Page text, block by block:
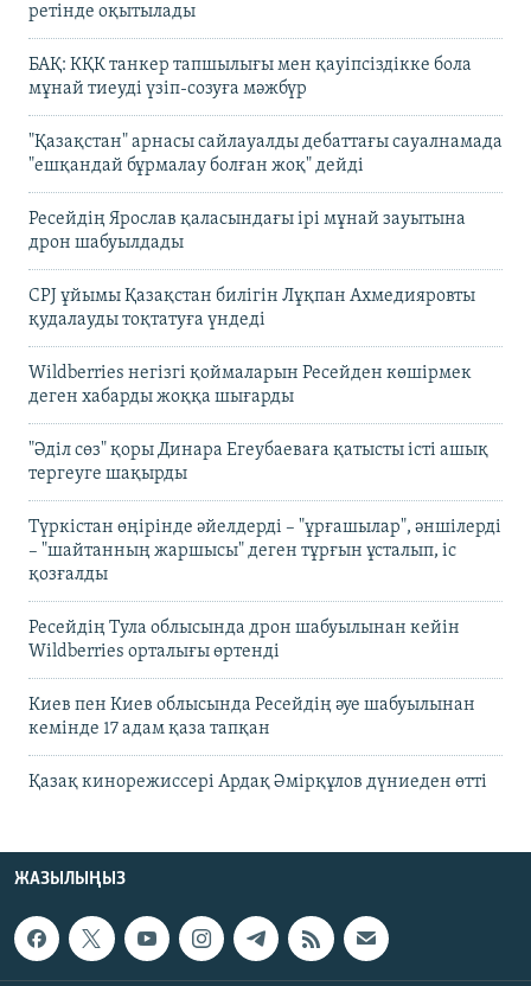
ретінде оқытылады
БАҚ: КҚК танкер тапшылығы мен қауіпсіздікке бола
мұнай тиеуді үзіп-созуға мәжбүр
"Қазақстан" арнасы сайлауалды дебаттағы сауалнамада
"ешқандай бұрмалау болған жоқ" дейді
Ресейдің Ярослав қаласындағы ірі мұнай зауытына
дрон шабуылдады
CPJ ұйымы Қазақстан билігін Лұқпан Ахмедияровты
қудалауды тоқтатуға үндеді
Wildberries негізгі қоймаларын Ресейден көшірмек
деген хабарды жоққа шығарды
"Әділ сөз" қоры Динара Егеубаеваға қатысты істі ашық
тергеуге шақырды
Түркістан өңірінде әйелдерді – "ұрғашылар", әншілерді
– "шайтанның жаршысы" деген тұрғын ұсталып, іс
қозғалды
Ресейдің Тула облысында дрон шабуылынан кейін
Wildberries орталығы өртенді
Киев пен Киев облысында Ресейдің әуе шабуылынан
кемінде 17 адам қаза тапқан
Қазақ кинорежиссері Ардақ Әмірқұлов дүниеден өтті
ЖАЗЫЛЫҢЫЗ